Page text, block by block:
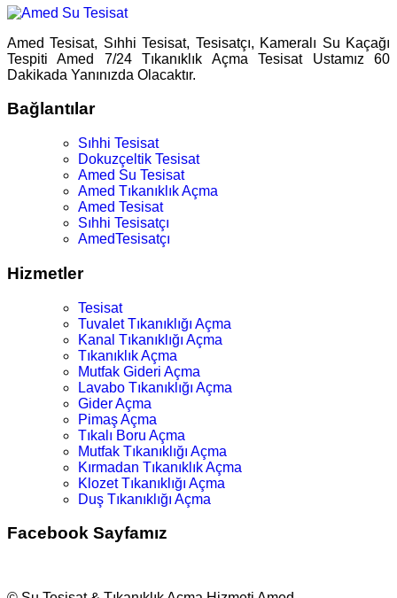
Amed Tesisat, Sıhhi Tesisat, Tesisatçı, Kameralı Su Kaçağı
Tespiti Amed 7/24 Tıkanıklık Açma Tesisat Ustamız 60
Dakikada Yanınızda Olacaktır.
Bağlantılar
Sıhhi Tesisat
Dokuzçeltik Tesisat
Amed Su Tesisat
Amed Tıkanıklık Açma
Amed Tesisat
Sıhhi Tesisatçı
AmedTesisatçı
Hizmetler
Tesisat
Tuvalet Tıkanıklığı Açma
Kanal Tıkanıklığı Açma
Tıkanıklık Açma
Mutfak Gideri Açma
Lavabo Tıkanıklığı Açma
Gider Açma
Pimaş Açma
Tıkalı Boru Açma
Mutfak Tıkanıklığı Açma
Kırmadan Tıkanıklık Açma
Klozet Tıkanıklığı Açma
Duş Tıkanıklığı Açma
Facebook Sayfamız